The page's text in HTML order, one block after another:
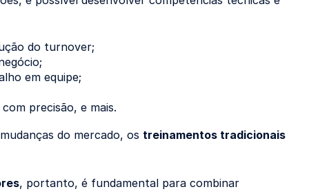
do turnover;
em equipe;
precisão, e mais.
do mercado, os treinamentos tradicionais
, portanto, é fundamental para combinar